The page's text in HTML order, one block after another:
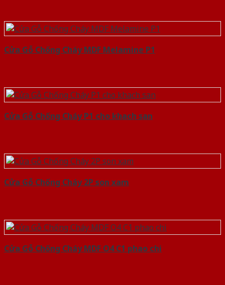
Cửa Gỗ Chống Cháy MDF Melamine P1
Cửa Gỗ Chống Cháy P1 cho khach san
Cửa Gỗ Chống Cháy 2P son xam
Cửa Gỗ Chống Cháy MDF O4 C1 phao chi